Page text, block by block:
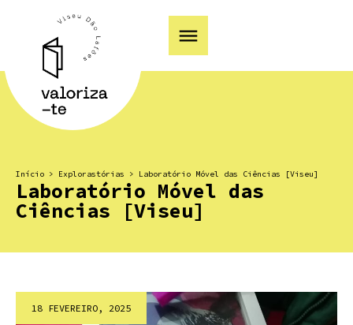
Início > Explorastórias > Laboratório Móvel das Ciências [Viseu]
Laboratório Móvel das
Ciências [Viseu]
18 FEVEREIRO, 2025